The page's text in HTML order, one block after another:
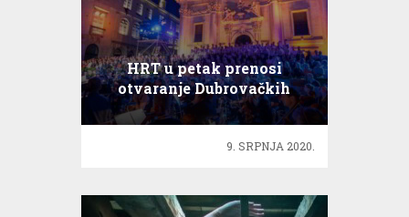
HRT u petak prenosi
otvaranje Dubrovačkih
ljetnih igara
9. SRPNJA 2020.